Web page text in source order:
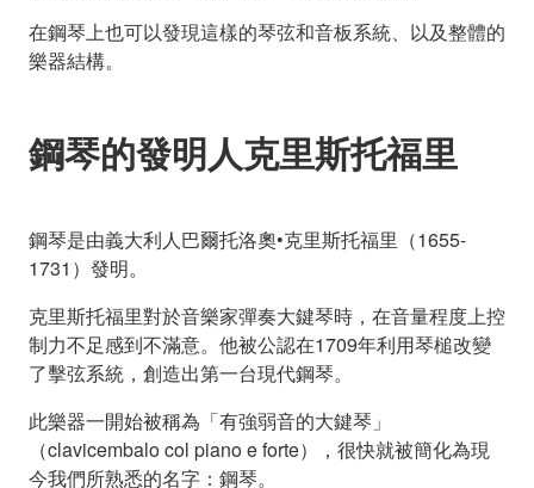
在鋼琴上也可以發現這樣的琴弦和音板系統、以及整體的
樂器結構。
鋼琴的發明人克里斯托福里
鋼琴是由義大利人巴爾托洛奧•克里斯托福里（1655-
1731）發明。
克里斯托福里對於音樂家彈奏大鍵琴時，在音量程度上控
制力不足感到不滿意。他被公認在1709年利用琴槌改變
了擊弦系統，創造出第一台現代鋼琴。
此樂器一開始被稱為「有強弱音的大鍵琴」
（clavicembalo col piano e forte），很快就被簡化為現
今我們所熟悉的名字：鋼琴。